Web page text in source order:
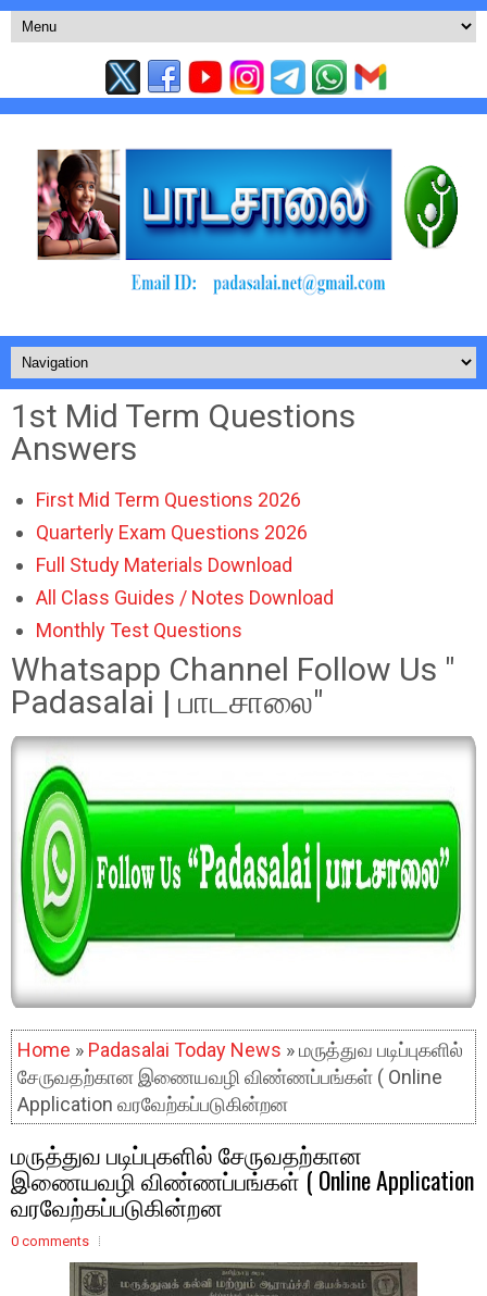
1st Mid Term Questions
Answers
First Mid Term Questions 2026
Quarterly Exam Questions 2026
Full Study Materials Download
All Class Guides / Notes Download
Monthly Test Questions
Whatsapp Channel Follow Us "
Padasalai | பாடசாலை"
Home » Padasalai Today News » மருத்துவ படிப்புகளில்
சேருவதற்கான இணையவழி விண்ணப்பங்கள் ( Online
Application வரவேற்கப்படுகின்றன
மருத்துவ படிப்புகளில் சேருவதற்கான
இணையவழி விண்ணப்பங்கள் ( Online Application
வரவேற்கப்படுகின்றன
0 comments